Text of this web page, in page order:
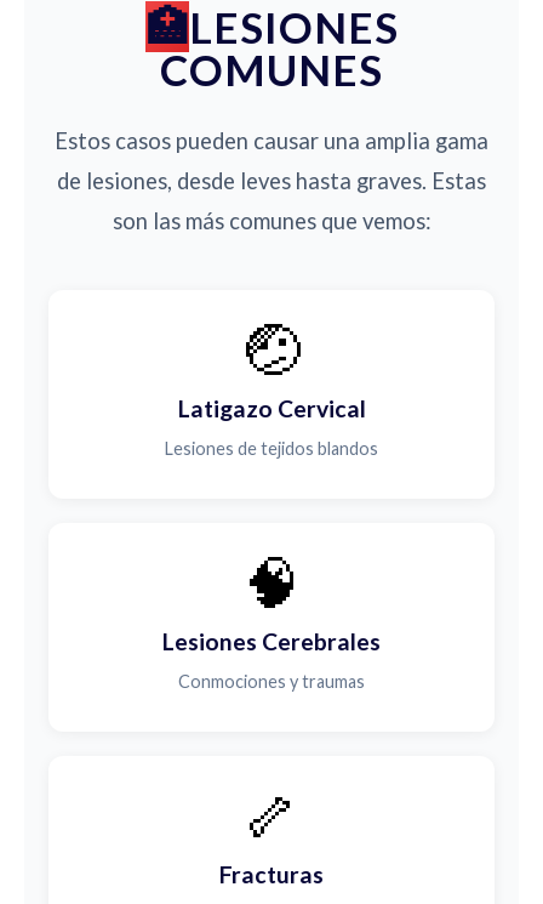
LESIONES
COMUNES
Estos casos pueden causar una amplia gama
de lesiones, desde leves hasta graves. Estas
son las más comunes que vemos:
🤕
Latigazo Cervical
Lesiones de tejidos blandos
🧠
Lesiones Cerebrales
Conmociones y traumas
🦴
Fracturas